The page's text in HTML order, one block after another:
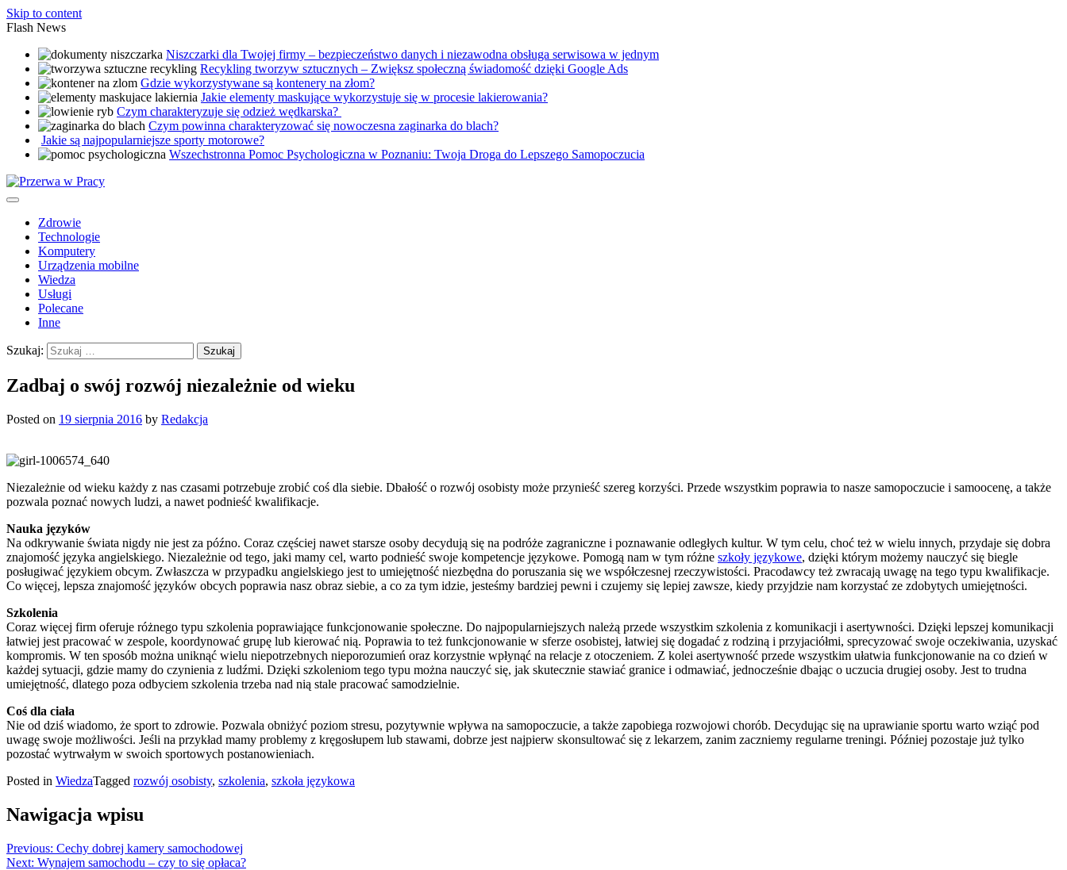
Skip to content
Flash News
Niszczarki dla Twojej firmy – bezpieczeństwo danych i niezawodna obsługa serwisowa w jednym
Recykling tworzyw sztucznych – Zwiększ społeczną świadomość dzięki Google Ads
Gdzie wykorzystywane są kontenery na złom?
Jakie elementy maskujące wykorzystuje się w procesie lakierowania?
Czym charakteryzuje się odzież wędkarska?
Czym powinna charakteryzować się nowoczesna zaginarka do blach?
Jakie są najpopularniejsze sporty motorowe?
Wszechstronna Pomoc Psychologiczna w Poznaniu: Twoja Droga do Lepszego Samopoczucia
Zdrowie
Technologie
Komputery
Urządzenia mobilne
Wiedza
Usługi
Polecane
Inne
Szukaj:
Zadbaj o swój rozwój niezależnie od wieku
Posted on 19 sierpnia 2016 by Redakcja
Niezależnie od wieku każdy z nas czasami potrzebuje zrobić coś dla siebie. Dbałość o rozwój osobisty może przynieść szereg korzyści. Przede wszystkim poprawia to nasze samopoczucie i samoocenę, a także
pozwala poznać nowych ludzi, a nawet podnieść kwalifikacje.
Nauka języków
Na odkrywanie świata nigdy nie jest za późno. Coraz częściej nawet starsze osoby decydują się na podróże zagraniczne i poznawanie odległych kultur. W tym celu, choć też w wielu innych, przydaje się dobra
znajomość języka angielskiego. Niezależnie od tego, jaki mamy cel, warto podnieść swoje kompetencje językowe. Pomogą nam w tym różne szkoły językowe, dzięki którym możemy nauczyć się biegle
posługiwać językiem obcym. Zwłaszcza w przypadku angielskiego jest to umiejętność niezbędna do poruszania się we współczesnej rzeczywistości. Pracodawcy też zwracają uwagę na tego typu kwalifikacje.
Co więcej, lepsza znajomość języków obcych poprawia nasz obraz siebie, a co za tym idzie, jesteśmy bardziej pewni i czujemy się lepiej zawsze, kiedy przyjdzie nam korzystać ze zdobytych umiejętności.
Szkolenia
Coraz więcej firm oferuje różnego typu szkolenia poprawiające funkcjonowanie społeczne. Do najpopularniejszych należą przede wszystkim szkolenia z komunikacji i asertywności. Dzięki lepszej komunikacji
łatwiej jest pracować w zespole, koordynować grupę lub kierować nią. Poprawia to też funkcjonowanie w sferze osobistej, łatwiej się dogadać z rodziną i przyjaciółmi, sprecyzować swoje oczekiwania, uzyskać
kompromis. W ten sposób można uniknąć wielu niepotrzebnych nieporozumień oraz korzystnie wpłynąć na relacje z otoczeniem. Z kolei asertywność przede wszystkim ułatwia funkcjonowanie na co dzień w
każdej sytuacji, gdzie mamy do czynienia z ludźmi. Dzięki szkoleniom tego typu można nauczyć się, jak skutecznie stawiać granice i odmawiać, jednocześnie dbając o uczucia drugiej osoby. Jest to trudna
umiejętność, dlatego poza odbyciem szkolenia trzeba nad nią stale pracować samodzielnie.
Coś dla ciała
Nie od dziś wiadomo, że sport to zdrowie. Pozwala obniżyć poziom stresu, pozytywnie wpływa na samopoczucie, a także zapobiega rozwojowi chorób. Decydując się na uprawianie sportu warto wziąć pod
uwagę swoje możliwości. Jeśli na przykład mamy problemy z kręgosłupem lub stawami, dobrze jest najpierw skonsultować się z lekarzem, zanim zaczniemy regularne treningi. Później pozostaje już tylko
pozostać wytrwałym w swoich sportowych postanowieniach.
Posted in WiedzaTagged rozwój osobisty, szkolenia, szkoła językowa
Nawigacja wpisu
Previous: Cechy dobrej kamery samochodowej
Next: Wynajem samochodu – czy to się opłaca?